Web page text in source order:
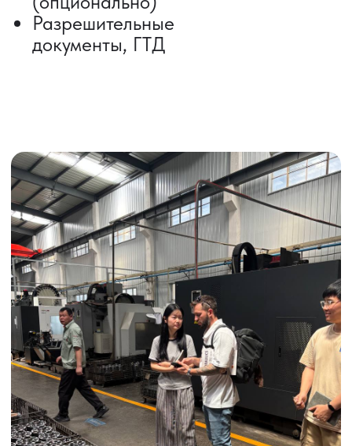
ВЫКУП ТОВАРОВ ИЗ КИТАЯ
Выкуп от 1 000 000 ₽
Выкуп с Alibaba
ИНДИВИДУАЛЬНЫЕ УСЛУГИ
Выгодные условия
Сертификация грузов
Консолидация грузов
Сопровождение грузов
Таможенное оформление
Страхование груза
Временное хранение
Организация производства
Проверка качества товара
Оплата и переговоры
с поставщиком
Инспекция поставщика
Получить консультацию